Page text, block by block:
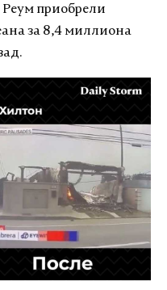
приобрели
за 8,4 миллиона